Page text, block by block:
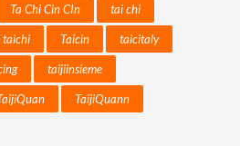
Ta Chi Cin CIn tai chi
taichi Taicin taicitaly
taijiinsieme
TaijiQuann